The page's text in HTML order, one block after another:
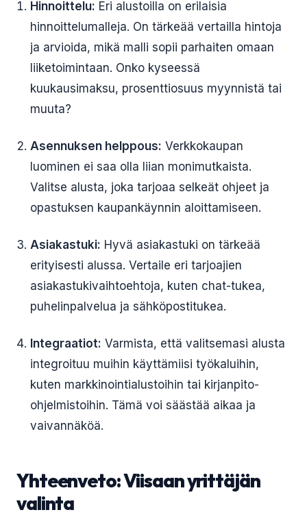
Hinnoittelu: Eri alustoilla on erilaisia
hinnoittelumalleja. On tärkeää vertailla hintoja
ja arvioida, mikä malli sopii parhaiten omaan
liiketoimintaan. Onko kyseessä
kuukausimaksu, prosenttiosuus myynnistä tai
muuta?
Asennuksen helppous: Verkkokaupan
luominen ei saa olla liian monimutkaista.
Valitse alusta, joka tarjoaa selkeät ohjeet ja
opastuksen kaupankäynnin aloittamiseen.
Asiakastuki: Hyvä asiakastuki on tärkeää
erityisesti alussa. Vertaile eri tarjoajien
asiakastukivaihtoehtoja, kuten chat-tukea,
puhelinpalvelua ja sähköpostitukea.
Integraatiot: Varmista, että valitsemasi alusta
integroituu muihin käyttämiisi työkaluihin,
kuten markkinointialustoihin tai kirjanpito-
ohjelmistoihin. Tämä voi säästää aikaa ja
vaivannäköä.
Yhteenveto: Viisaan yrittäjän
valinta